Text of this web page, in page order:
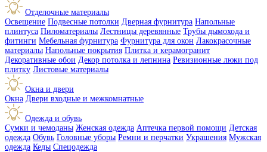
Отделочные материалы
Освещение Подвесные потолки Дверная фурнитура Напольные
плинтуса Пиломатериалы Лестницы деревянные Трубы дымохода и
фитинги Мебельная фурнитура Фурнитура для окон Лакокрасочные
материалы Напольные покрытия Плитка и керамогранит
Декоративные обои Декор потолка и лепнина Ревизионные люки под
плитку Листовые материалы
Окна и двери
Окна Двери входные и межкомнатные
Одежда и обувь
Сумки и чемоданы Женская одежда Аптечка первой помощи Детская
одежда Обувь Головные уборы Ремни и перчатки Украшения Мужская
одежда Кеды Спецодежда